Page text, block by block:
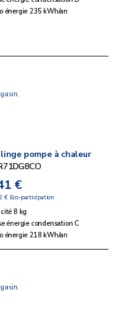
énergie 235 kWh/an
pompe à chaleur
€
€ Eco-participation
8 kg
énergie condensation C
énergie 218 kWh/an